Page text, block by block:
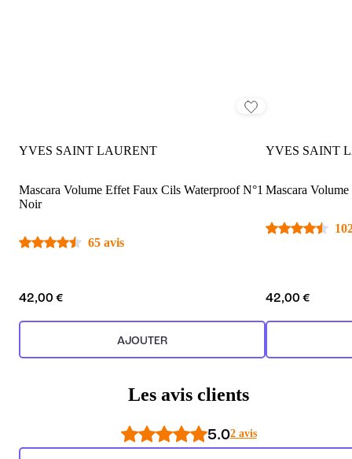
YVES SAINT LAURENT
Mascara Volume Effet Faux Cils Waterproof N°1
Noir
65 avis
42,00 €
AJOUTER
YVES SAINT
Mascara
42,00 €
Les avis clients
5.02 avis